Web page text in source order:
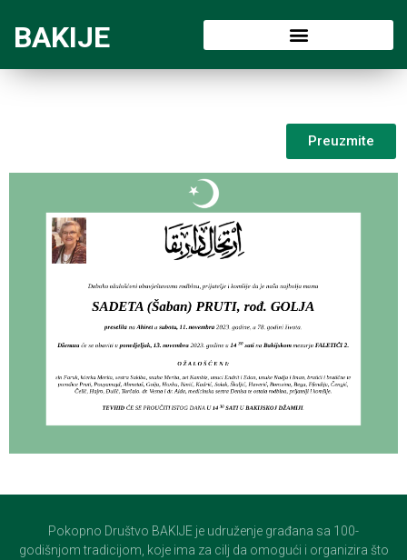
BAKIJE
Preuzmite
Pokopno Društvo BAKIJE je udruženje građana sa 100-
godišnjom tradicijom, koje ima za cilj da omogući i organizira što